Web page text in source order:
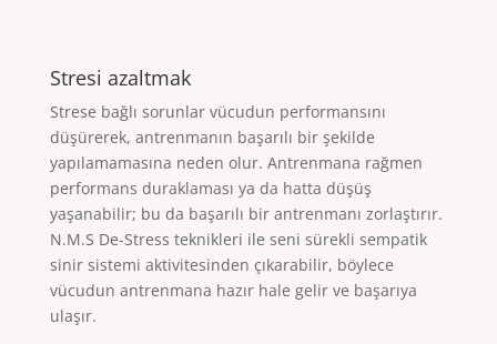
Stresi azaltmak
Strese bağlı sorunlar vücudun performansını
düşürerek, antrenmanın başarılı bir şekilde
yapılamamasına neden olur. Antrenmana rağmen
performans duraklaması ya da hatta düşüş
yaşanabilir; bu da başarılı bir antrenmanı zorlaştırır.
N.M.S De-Stress teknikleri ile seni sürekli sempatik
sinir sistemi aktivitesinden çıkarabilir, böylece
vücudun antrenmana hazır hale gelir ve başarıya
ulaşır.